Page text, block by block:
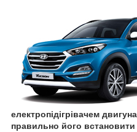
електропідігрівачем
правильно його